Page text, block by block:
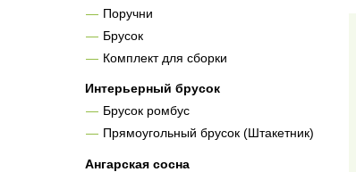
Поручни
Брусок
Комплект для сборки
Интерьерный брусок
Брусок ромбус
Прямоугольный брусок (Штакетник)
Ангарская сосна